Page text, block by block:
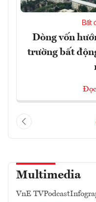
Bất
Dòng vốn
trường bất
Multimedia
VnE TVPodcast